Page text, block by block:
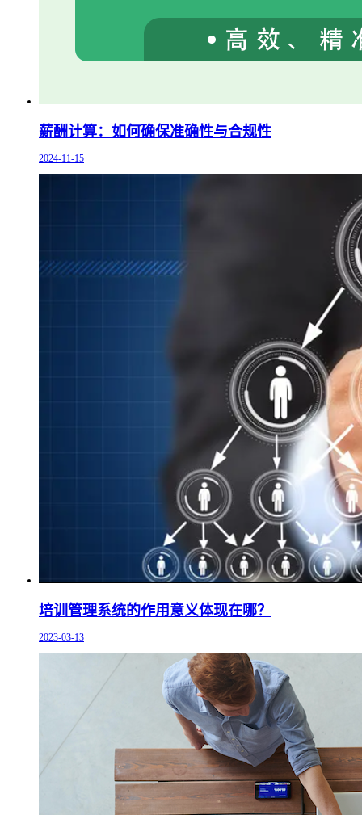
薪酬计算：如何确保准确性与合规性
2024-11-15
培训管理系统的作用意义体现在哪？
2023-03-13